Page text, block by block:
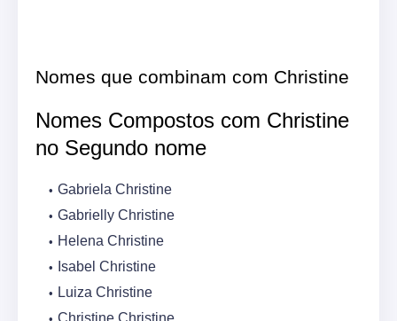
Nomes que combinam com Christine
Nomes Compostos com Christine
no Segundo nome
Gabriela Christine
Gabrielly Christine
Helena Christine
Isabel Christine
Luiza Christine